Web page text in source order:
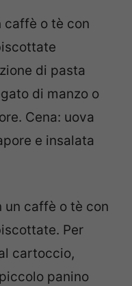
caffè o tè con
di pasta
di manzo o
Cena: uova
e insalata
un caffè o tè con
Per
cartoccio,
panino